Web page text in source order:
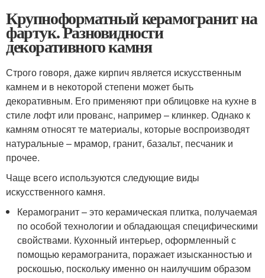
Крупноформатный керамогранит на
фартук. Разновидности
декоративного камня
Строго говоря, даже кирпич является искусственным
камнем и в некоторой степени может быть
декоративным. Его применяют при облицовке на кухне в
стиле лофт или прованс, например – клинкер. Однако к
камням относят те материалы, которые воспроизводят
натуральные – мрамор, гранит, базальт, песчаник и
прочее.
Чаще всего используются следующие виды
искусственного камня.
Керамогранит – это керамическая плитка, получаемая
по особой технологии и обладающая специфическими
свойствами. Кухонный интерьер, оформленный с
помощью керамогранита, поражает изысканностью и
роскошью, поскольку именно он наилучшим образом